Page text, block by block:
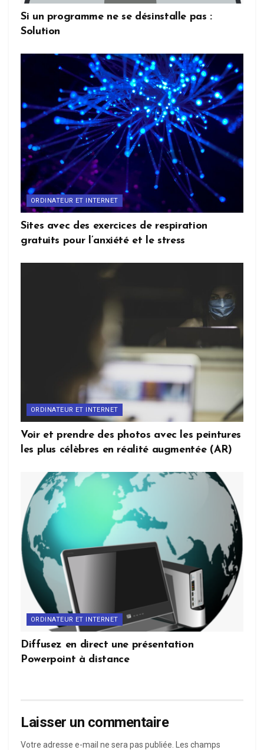
Si un programme ne se désinstalle pas :
Solution
ORDINATEUR ET INTERNET
Sites avec des exercices de respiration
gratuits pour l’anxiété et le stress
ORDINATEUR ET INTERNET
Voir et prendre des photos avec les peintures
les plus célèbres en réalité augmentée (AR)
ORDINATEUR ET INTERNET
Diffusez en direct une présentation
Powerpoint à distance
Laisser un commentaire
Votre adresse e-mail ne sera pas publiée. Les champs